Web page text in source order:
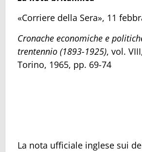
«Corriere della Sera», 11
Cronache economiche e
trentennio (1893-1925), vol.
Torino, 1965, pp. 69-74
La nota ufficiale inglese sui